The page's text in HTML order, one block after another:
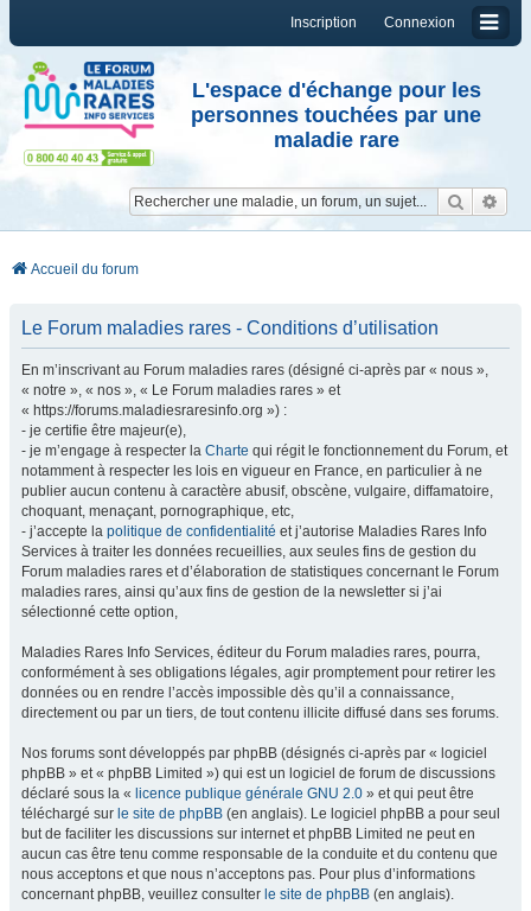
Connexion
Inscription
L'espace d'échange pour les
personnes touchées par une
maladie rare
Accueil du forum
Le Forum maladies rares - Conditions d’utilisation
En m’inscrivant au Forum maladies rares (désigné ci-après par « nous »,
« notre », « nos », « Le Forum maladies rares » et
« https://forums.maladiesraresinfo.org ») :
- je certifie être majeur(e),
- je m’engage à respecter la Charte qui régit le fonctionnement du Forum, et
notamment à respecter les lois en vigueur en France, en particulier à ne
publier aucun contenu à caractère abusif, obscène, vulgaire, diffamatoire,
choquant, menaçant, pornographique, etc,
- j’accepte la politique de confidentialité et j’autorise Maladies Rares Info
Services à traiter les données recueillies, aux seules fins de gestion du
Forum maladies rares et d’élaboration de statistiques concernant le Forum
maladies rares, ainsi qu’aux fins de gestion de la newsletter si j’ai
sélectionné cette option,
Maladies Rares Info Services, éditeur du Forum maladies rares, pourra,
conformément à ses obligations légales, agir promptement pour retirer les
données ou en rendre l’accès impossible dès qu’il a connaissance,
directement ou par un tiers, de tout contenu illicite diffusé dans ses forums.
Nos forums sont développés par phpBB (désignés ci-après par « logiciel
phpBB » et « phpBB Limited ») qui est un logiciel de forum de discussions
déclaré sous la « licence publique générale GNU 2.0 » et qui peut être
téléchargé sur le site de phpBB (en anglais). Le logiciel phpBB a pour seul
but de faciliter les discussions sur internet et phpBB Limited ne peut en
aucun cas être tenu comme responsable de la conduite et du contenu que
nous acceptons et que nous n’acceptons pas. Pour plus d’informations
concernant phpBB, veuillez consulter le site de phpBB (en anglais).